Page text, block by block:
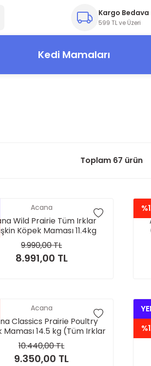
Kargo Bedava
599 TL ve Üzeri
Kedi Mamaları
Toplam 67 ürün
Acana
Wild Prairie Tüm Irklar
Köpek Maması 11.4kg
9.990,00 TL
8.991,00 TL
Acana
Classics Prairie Poultry
Maması 14.5 kg (Tüm Irklar
ve Yaşam Evreleri İçin)
10.440,00 TL
9.350,00 TL